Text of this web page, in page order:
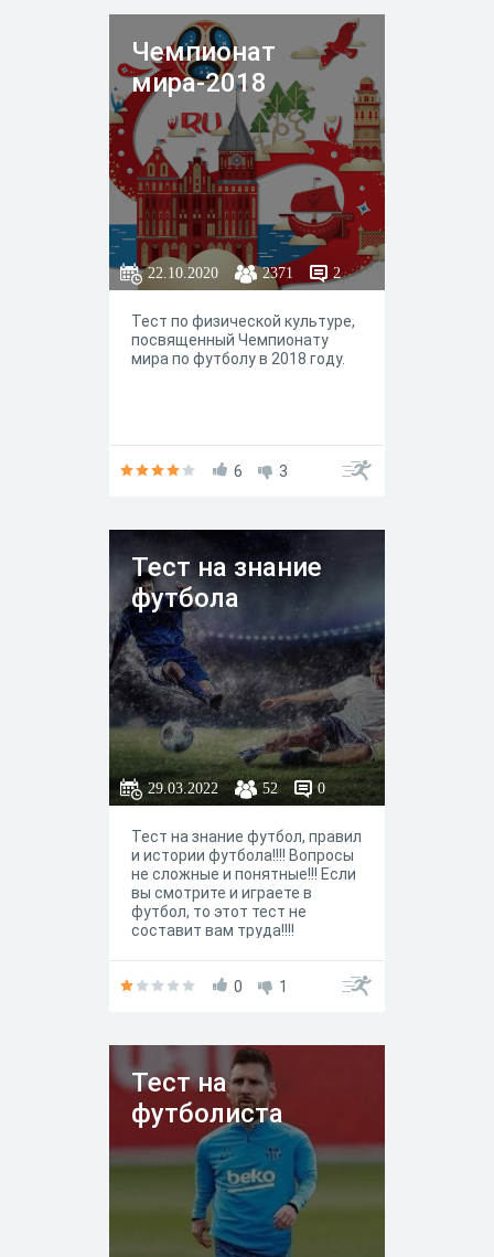
данный тест, и вы поймёте
почему
Чемпионат
мира-2018
22.10.2020 2371 2
Тест по физической культуре,
посвященный Чемпионату
мира по футболу в 2018 году.
6 3
Тест на знание
футбола
29.03.2022 52 0
Тест на знание футбол, правил
и истории футбола!!!! Вопросы
не сложные и понятные!!! Если
вы смотрите и играете в
футбол, то этот тест не
составит вам труда!!!!
0 1
Тест на
футболиста